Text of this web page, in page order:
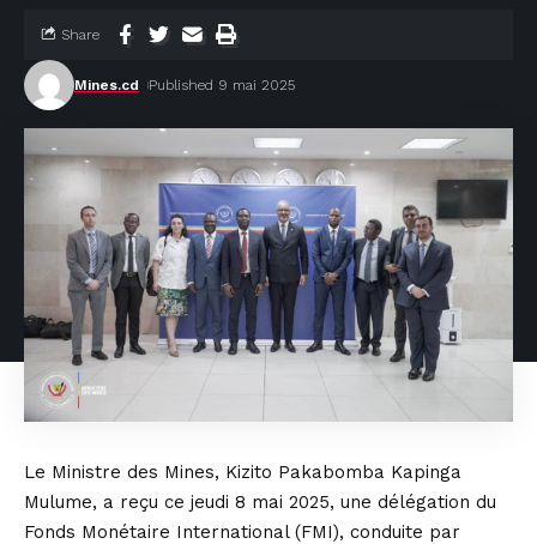
Mines.cd Published 9 mai 2025
Share
Le Ministre des Mines, Kizito Pakabomba Kapinga
Mulume, a reçu ce jeudi 8 mai 2025, une délégation du
Fonds Monétaire International (FMI), conduite par